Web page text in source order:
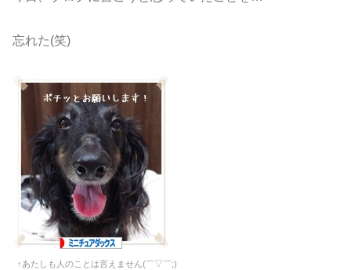
忘れた(笑)
↑あたしも人のことは言えません(￣▽￣;)